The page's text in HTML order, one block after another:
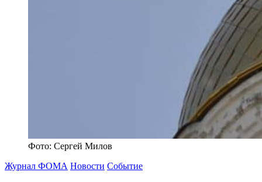
Фото: Сергей Милов
Журнал ФОМА Новости Событие